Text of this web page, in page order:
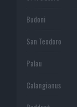
Budoni
San Teodoro
Palau
Calangianus